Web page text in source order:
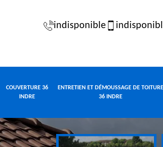
indisponible
COUVERTURE 36
INDRE
ENTRETIEN ET DÉMOUSSAGE DE TOITURE
36 INDRE